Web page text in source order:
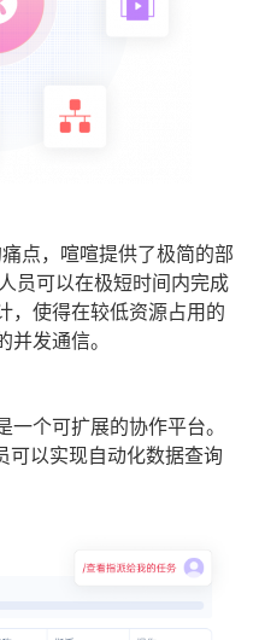
点，喧喧提供了极简的部
员可以在极短时间内完成
，使得在较低资源占用的
并发通信。
个可扩展的协作平台。
可以实现自动化数据查询